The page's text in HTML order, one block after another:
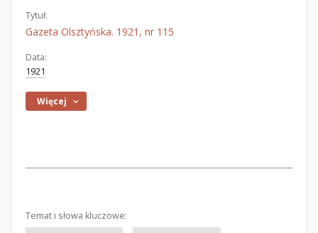
Tytuł:
Gazeta Olsztyńska. 1921, nr 115
Data:
1921
Więcej
Temat i słowa kluczowe: